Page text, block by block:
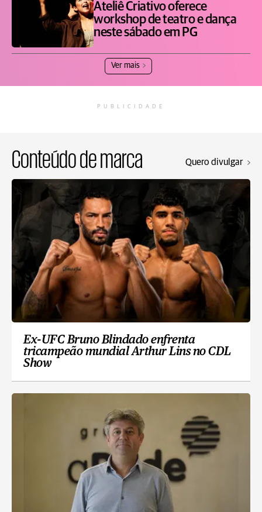
Ateliê Criativo oferece
workshop de teatro e dança
neste sábado em PG
Ver mais
PUBLICIDADE
Conteúdo de marca Quero divulgar
Ex-UFC Bruno Blindado enfrenta
tricampeão mundial Arthur Lins no CDL
Show